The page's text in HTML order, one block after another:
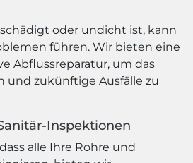
oder undicht ist, kann
führen. Wir bieten eine
Abflussreparatur, um das
und zukünftige Ausfälle zu
Inspektionen
alle Ihre Rohre und